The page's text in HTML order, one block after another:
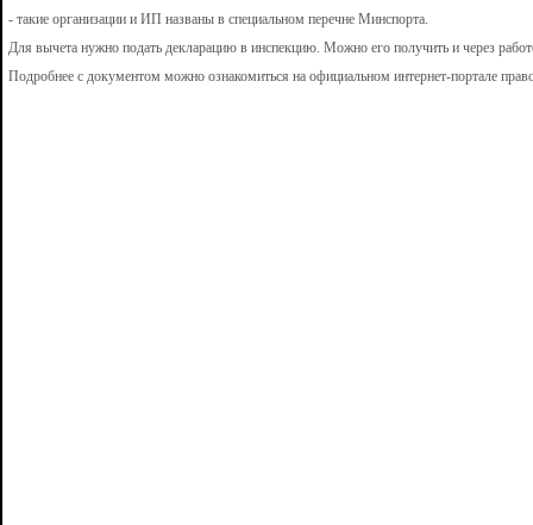
- такие организации и ИП названы в специальном перечне Минспорта.
Для вычета нужно подать декларацию в инспекцию. Можно его получить и через
Подробнее с документом можно ознакомиться на официальном интернет-портале